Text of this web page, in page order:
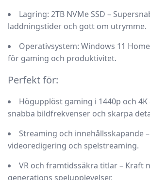
Lagring: 2TB NVMe SSD –
laddningstider och gott om utrymme.
Operativsystem: Windows 11
för gaming och produktivitet.
Perfekt för:
Högupplöst gaming i 1440p och 4K
snabba bildfrekvenser och skarpa
Streaming och innehållsskapande
videoredigering och spelstreaming.
VR och framtidssäkra titlar– Kraft
generations spelupplevelser.